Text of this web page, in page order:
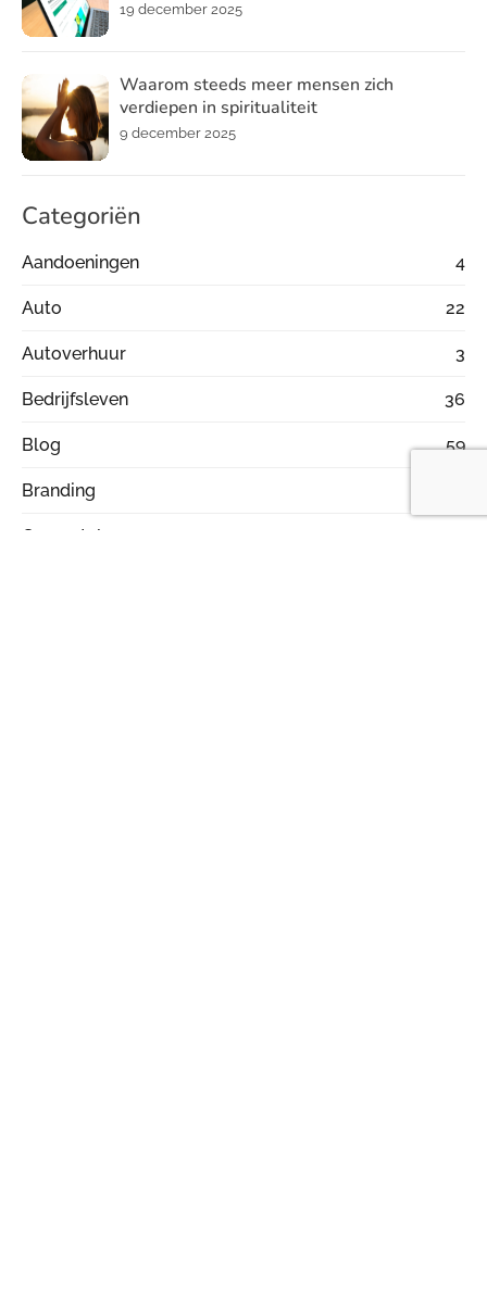
19 december 2025
Waarom steeds meer mensen zich
verdiepen in spiritualiteit
9 december 2025
Categoriën
Aandoeningen 4
Auto 22
Autoverhuur 3
Bedrijfsleven 36
Blog 59
Branding
Car rental